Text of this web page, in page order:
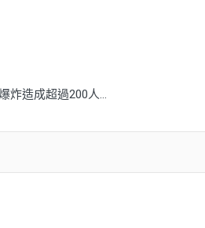
炸造成超過200人...